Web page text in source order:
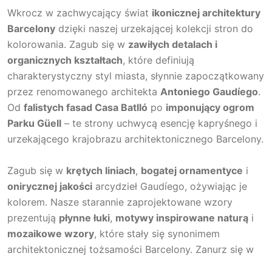
Wkrocz w zachwycający świat ikonicznej architektury
Barcelony dzięki naszej urzekającej kolekcji stron do
kolorowania. Zagub się w zawiłych detalach i
organicznych kształtach, które definiują
charakterystyczny styl miasta, słynnie zapoczątkowany
przez renomowanego architekta Antoniego Gaudíego.
Od falistych fasad Casa Batlló po imponujący ogrom
Parku Güell – te strony uchwycą esencję kapryśnego i
urzekającego krajobrazu architektonicznego Barcelony.
Zagub się w krętych liniach, bogatej ornamentyce i
onirycznej jakości arcydzieł Gaudíego, ożywiając je
kolorem. Nasze starannie zaprojektowane wzory
prezentują płynne łuki, motywy inspirowane naturą i
mozaikowe wzory, które stały się synonimem
architektonicznej tożsamości Barcelony. Zanurz się w